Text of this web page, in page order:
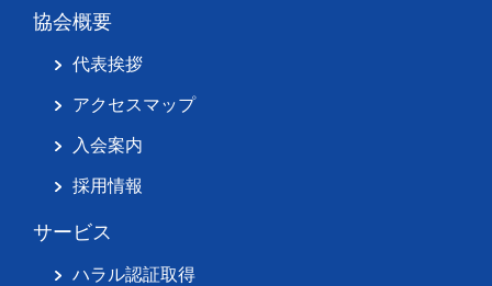
協会概要
代表挨拶
アクセスマップ
入会案内
採用情報
サービス
ハラル認証取得